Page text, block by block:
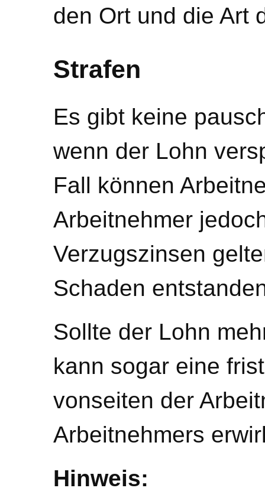
den Ort und die Art
Strafen
Es gibt keine
wenn der Lohn
Fall können
Arbeitnehmer
Verzugszinsen
Schaden
Sollte der Lohn
kann sogar eine
vonseiten der
Arbeitnehmers
Hinweis: